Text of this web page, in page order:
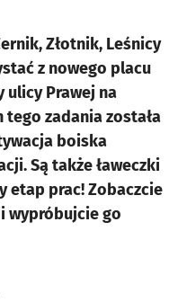
Złotnik, Leśnicy
z nowego placu
ulicy Prawej na
tego zadania została
boiska
Są także ławeczki
etap prac! Zobaczcie
wypróbujcie go